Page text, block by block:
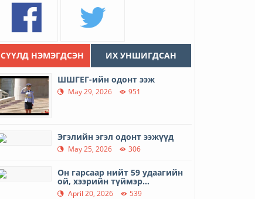
СҮҮЛД НЭМЭГДСЭН ИХ УНШИГДСАН
ШШГЕГ-ийн одонт ээж
May 29, 2026 951
Эгэлийн эгэл одонт ээжүүд
May 25, 2026 306
Он гарсаар нийт 59 удаагийн
ой, хээрийн түймэр...
April 20, 2026 539